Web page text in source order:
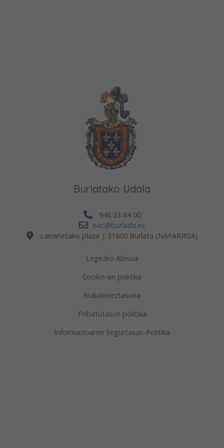
Burlatako Udala
948 23 84 00
oac@burlada.es
Larrañetako plaza | 31600 Burlata (NAFARROA)
Legezko Abisua
Cookie-en politika
Erabilerreztasuna
Pribatutasun politika
Informazioaren Segurtasun-Politika